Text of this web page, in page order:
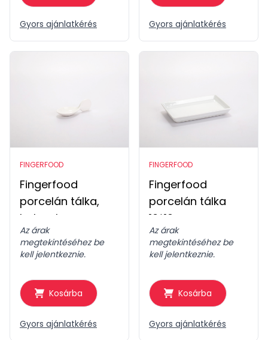
Gyors ajánlatkérés Gyors ajánlatkérés
FINGERFOOD
Fingerfood
porcelán tálka,
halacska
Az árak
megtekintéséhez be
kell jelentkeznie.
Kosárba
Gyors ajánlatkérés
FINGERFOOD
Fingerfood
porcelán tálka
16*10cm
Az árak
megtekintéséhez be
kell jelentkeznie.
Kosárba
Gyors ajánlatkérés